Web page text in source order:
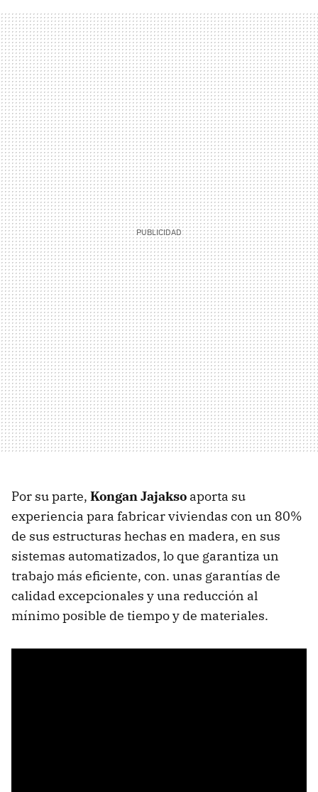
Por su parte, Kongan Jajakso aporta su
experiencia para fabricar viviendas con un 80%
de sus estructuras hechas en madera, en sus
sistemas automatizados, lo que garantiza un
trabajo más eficiente, con. unas garantías de
calidad excepcionales y una reducción al
mínimo posible de tiempo y de materiales.